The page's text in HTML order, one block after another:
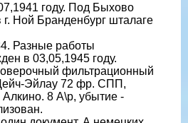
году. Под Быхово
Ной Бранденбург шталаге
Разные работы
в 03,05,1945 году.
фильтрационный
Эйлау 72 фр. СПП,
8 А\р, убытие -